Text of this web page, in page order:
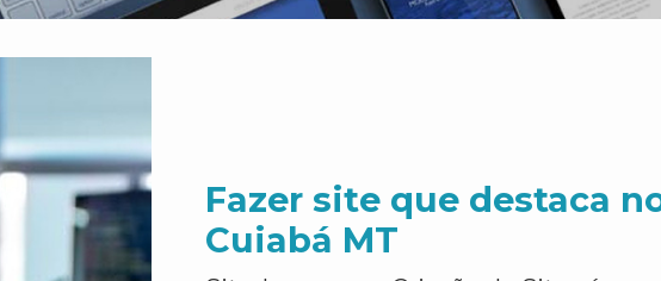
Fazer site que destaca
Cuiabá MT